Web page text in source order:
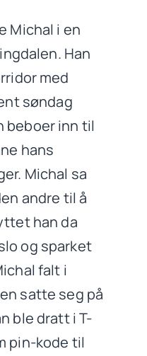
Michal i en
Han
med
søndag
beboer inn til
hans
Michal sa
andre til å
han da
og sparket
falt i
satte seg på
ble dratt i T-
pin-kode til